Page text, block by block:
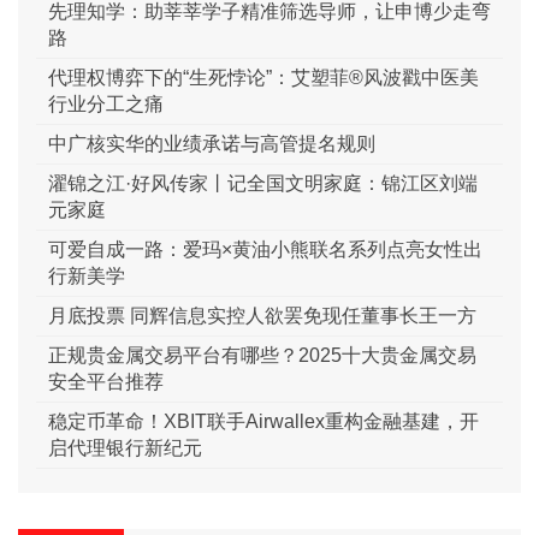
先理知学：助莘莘学子精准筛选导师，让申博少走弯
路
代理权博弈下的“生死悖论”：艾塑菲®风波戳中医美
行业分工之痛
中广核实华的业绩承诺与高管提名规则
濯锦之江·好风传家丨记全国文明家庭：锦江区刘端
元家庭
可爱自成一路：爱玛×黄油小熊联名系列点亮女性出
行新美学
月底投票 同辉信息实控人欲罢免现任董事长王一方
正规贵金属交易平台有哪些？2025十大贵金属交易
安全平台推荐
稳定币革命！XBIT联手Airwallex重构金融基建，开
启代理银行新纪元